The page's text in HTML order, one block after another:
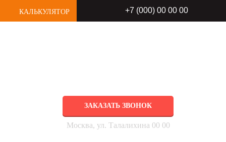
КАЛЬКУЛЯТОР +7 (000) 00 00 00
ЗАКАЗАТЬ ЗВОНОК
Москва, ул. Талалихина 00 00